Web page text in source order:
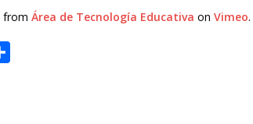
from Área de Tecnología Educativa on Vimeo.